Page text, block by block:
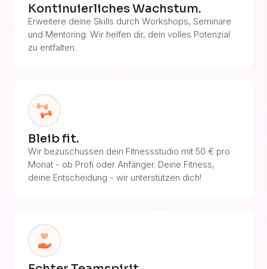
Kontinuierliches Wachstum.
Erweitere deine Skills durch Workshops, Seminare
und Mentoring. Wir helfen dir, dein volles Potenzial
zu entfalten.
Bleib fit.
Wir bezuschussen dein Fitnessstudio mit 50 € pro
Monat - ob Profi oder Anfänger. Deine Fitness,
deine Entscheidung - wir unterstützen dich!